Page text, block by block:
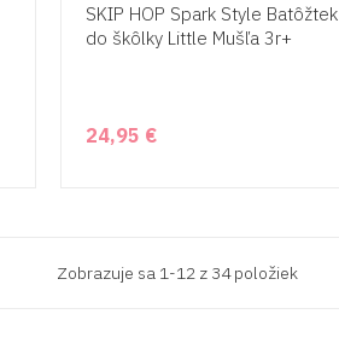
SKIP HOP Spark Style Batôžtek
do škôlky Little Mušľa 3r+
24,95 €
Zobrazuje sa 1-12 z 34 položiek